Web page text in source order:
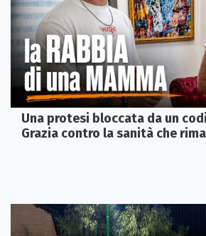
Una protesi bloccata da un
Grazia contro la sanità che